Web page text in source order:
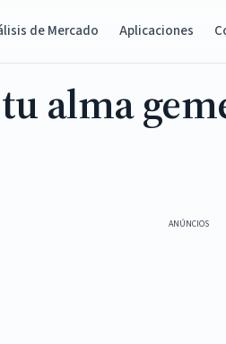
de Mercado Aplicaciones
alma
ANÚNCIOS